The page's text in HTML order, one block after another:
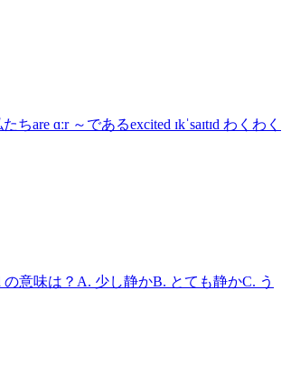
are ɑːr ～であるexcited ɪkˈsaɪtɪd わくわく
意味は？A. 少し静かB. とても静かC. う